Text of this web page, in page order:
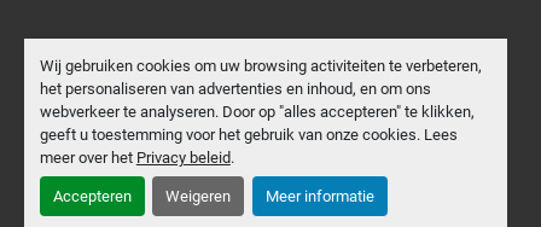
Wij gebruiken cookies om uw browsing activiteiten te verbeteren,
het personaliseren van advertenties en inhoud, en om ons
webverkeer te analyseren. Door op "alles accepteren" te klikken,
geeft u toestemming voor het gebruik van onze cookies. Lees
meer over het Privacy beleid.
Accepteren Weigeren Meer informatie
Cookies beheren
Machinio Systemwebsite doorMachinio